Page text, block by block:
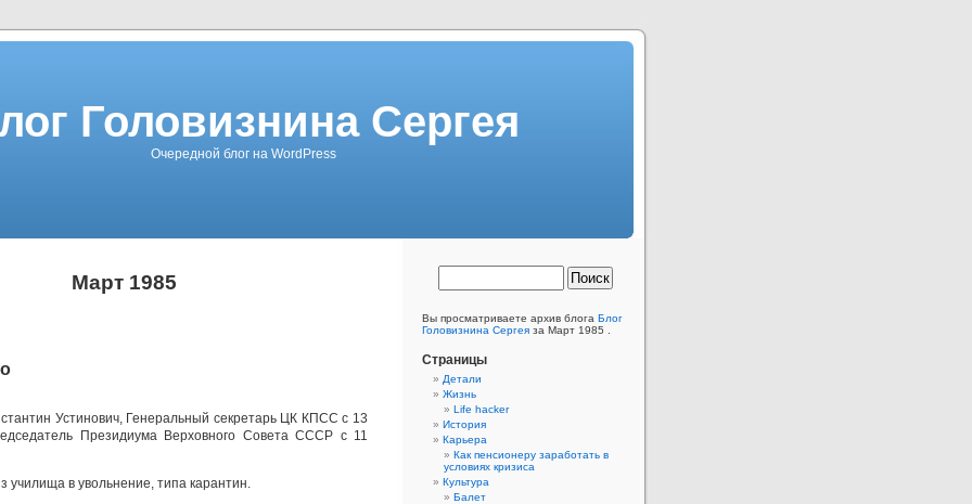
Головизнина Сергея
Очередной блог на WordPress
Март 1985
Устинович, Генеральный секретарь ЦК КПСС с 13
Президиума Верховного Совета СССР с 11
училища в увольнение, типа карантин.
Вы просматриваете архив блога Блог
Головизнина Сергея за Март 1985 .
Страницы
Детали
Жизнь
Life hacker
История
Карьера
Как пенсионеру заработать в
условиях кризиса
Культура
Балет